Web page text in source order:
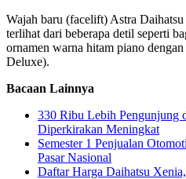
Wajah baru (facelift) Astra
terlihat dari beberapa detil seperti
ornamen warna hitam piano
Deluxe).
Bacaan Lainnya
330 Ribu Lebih
Diperkirakan Meningkat
Semester 1 Penjualan
Pasar Nasional
Daftar Harga Daihatsu